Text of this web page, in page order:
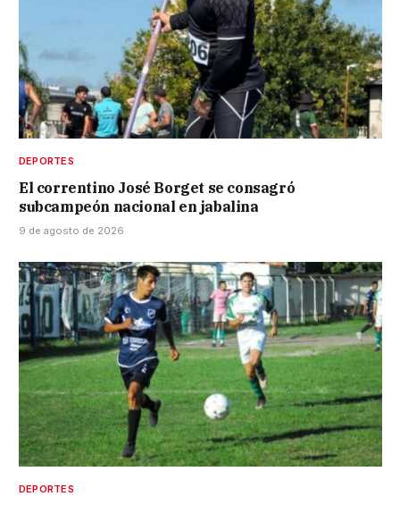
DEPORTES
El correntino José Borget se consagró
subcampeón nacional en jabalina
9 de agosto de 2026
DEPORTES